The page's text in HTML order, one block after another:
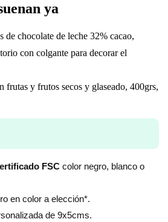
ya
de chocolate de leche 32% cacao,
con colgante para decorar el
frutas y frutos secos y glaseado, 400grs,
FSC color negro, blanco o
en color a elección*.
de 9x5cms.